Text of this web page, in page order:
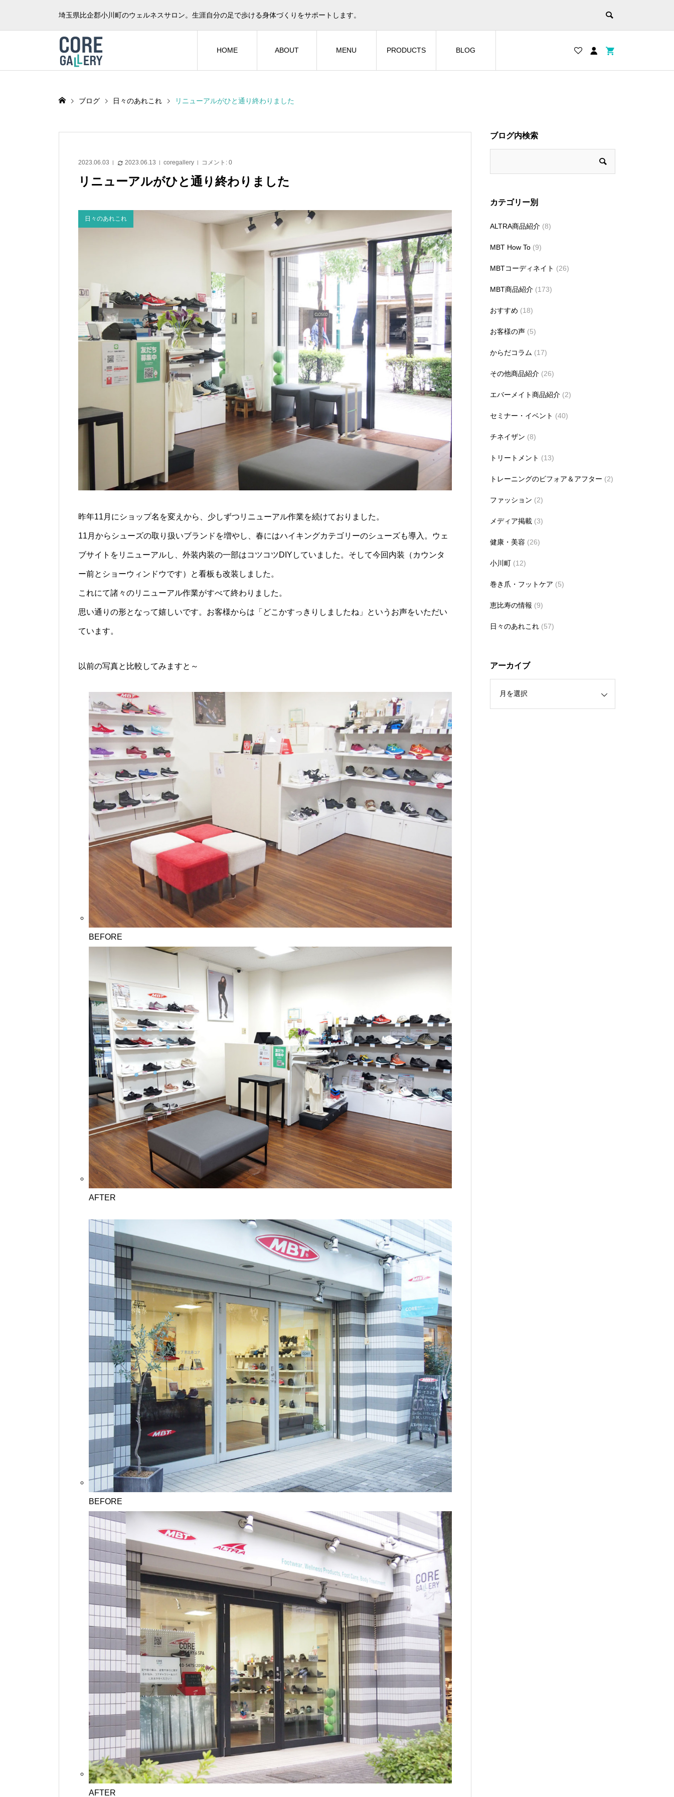
埼玉県比企郡小川町のウェルネスサロン。生涯自分の足で歩ける身体づくりをサポートします。
HOME ABOUT MENU PRODUCTS BLOG
ブログ 日々のあれこれ リニューアルがひと通り終わりました
2023.06.03 2023.06.13 coregallery コメント: 0
リニューアルがひと通り終わりました
日々のあれこれ
昨年11月にショップ名を変えから、少しずつリニューアル作業を続けておりました。
11月からシューズの取り扱いブランドを増やし、春にはハイキングカテゴリーのシューズも導入。ウェ
ブサイトをリニューアルし、外装内装の一部はコツコツDIYしていました。そして今回内装（カウンタ
ー前とショーウィンドウです）と看板も改装しました。
これにて諸々のリニューアル作業がすべて終わりました。
思い通りの形となって嬉しいです。お客様からは「どこかすっきりしましたね」というお声をいただい
ています。
以前の写真と比較してみますと～
BEFORE
AFTER
BEFORE
AFTER
ブログ内検索
カテゴリー別
ALTRA商品紹介 (8)
MBT How To (9)
MBTコーディネイト (26)
MBT商品紹介 (173)
おすすめ (18)
お客様の声 (5)
からだコラム (17)
その他商品紹介 (26)
エバーメイト商品紹介 (2)
セミナー・イベント (40)
チネイザン (8)
トリートメント (13)
トレーニングのビフォア＆アフター (2)
ファッション (2)
メディア掲載 (3)
健康・美容 (26)
小川町 (12)
巻き爪・フットケア (5)
恵比寿の情報 (9)
日々のあれこれ (57)
アーカイブ